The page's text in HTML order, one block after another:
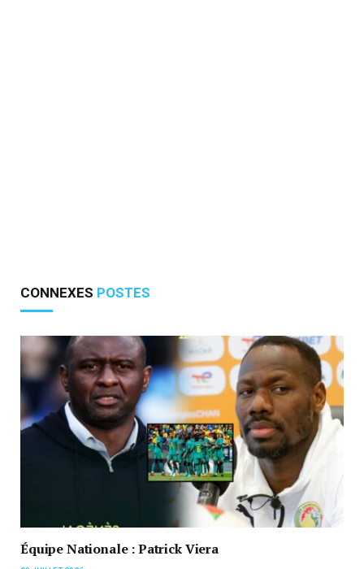
CONNEXES POSTES
Équipe Nationale : Patrick Viera